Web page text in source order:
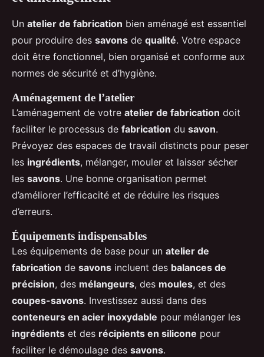
Un atelier de fabrication bien aménagé est essentiel
pour produire des savons de qualité. Votre espace
doit être fonctionnel, bien organisé et conforme aux
normes de sécurité et d’hygiène.
Aménagement de l’atelier
L’aménagement de votre atelier de fabrication doit
faciliter le processus de fabrication du savon.
Prévoyez des espaces de travail distincts pour peser
les ingrédients, mélanger, mouler et laisser sécher
les savons. Une bonne organisation permet
d’améliorer l’efficacité et de réduire les risques
d’erreurs.
Équipements indispensables
Les équipements de base pour un atelier de
fabrication de savons incluent des balances de
précision, des mélangeurs, des moules, et des
coupes-savons. Investissez aussi dans des
conteneurs en acier inoxydable pour mélanger les
ingrédients et des récipients en silicone pour
faciliter le démoulage des savons.